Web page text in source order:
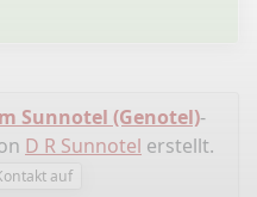
Sunnotel (Genotel)-
D R Sunnotel erstellt.
auf